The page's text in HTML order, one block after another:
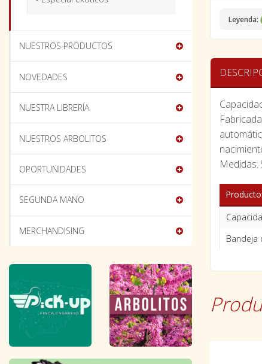
Leyenda:
Medidas:
Producto:
Bandeja
NUESTROS PRODUCTOS
NOVEDADES
NUESTRA LIBRERÍA
NUESTROS ARBOLITOS
OPORTUNIDADES
SEGUNDA MANO
MERCHANDISING